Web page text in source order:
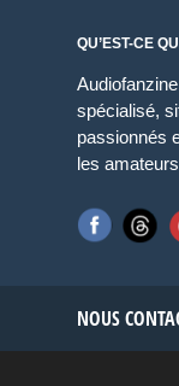
QU’EST-CE
spécialisé,
passionnés
les
NOUS